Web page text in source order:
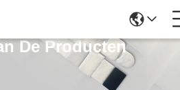
De Producten